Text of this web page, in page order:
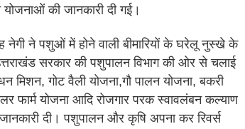
की जानकारी दी गई।
नेगी ने पशुओं में होने वाली बीमारियों के घरेलू नुस्खे के
सरकार की पशुपालन विभाग की ओर से चलाई
मिशन, गोट वैली योजना,गौ पालन योजना, बकरी
फार्म योजना आदि रोजगार परक स्वावलंबन कल्याण
दी। पशुपालन और कृषि अपना कर रिवर्स